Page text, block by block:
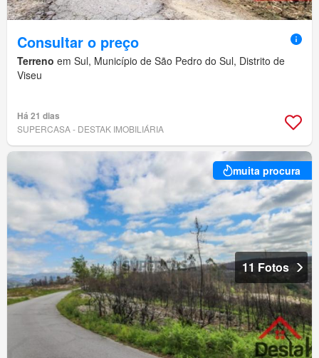
Consultar o preço
Terreno em Sul, Município de São Pedro do Sul, Distrito de
Viseu
Há 21 dias
SUPERCASA - DESTAK IMOBILIÁRIA
muita procura
11 Fotos